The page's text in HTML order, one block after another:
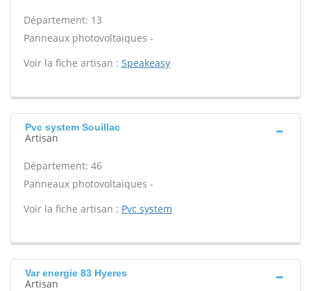
Département: 13
Panneaux photovoltaïques -
Voir la fiche artisan : Speakeasy
Pvc system Souillac
Artisan
Département: 46
Panneaux photovoltaïques -
Voir la fiche artisan : Pvc system
Var energie 83 Hyeres
Artisan